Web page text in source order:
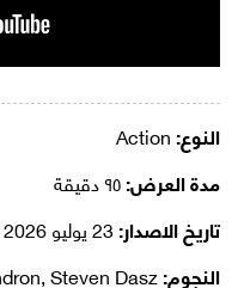
النوع:
مدة العرض:
تاريخ الاصدار:
النجوم: